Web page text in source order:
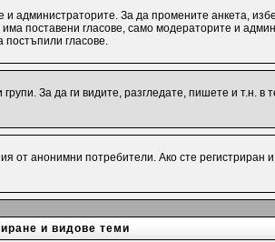
За да промените анкета,
поставени гласове, само модераторите и
постъпили гласове.
За да ги видите, разгледате, пишете и т.н.
от анонимни потребители. Ако сте
и видове теми